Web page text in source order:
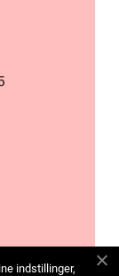
indstillinger,